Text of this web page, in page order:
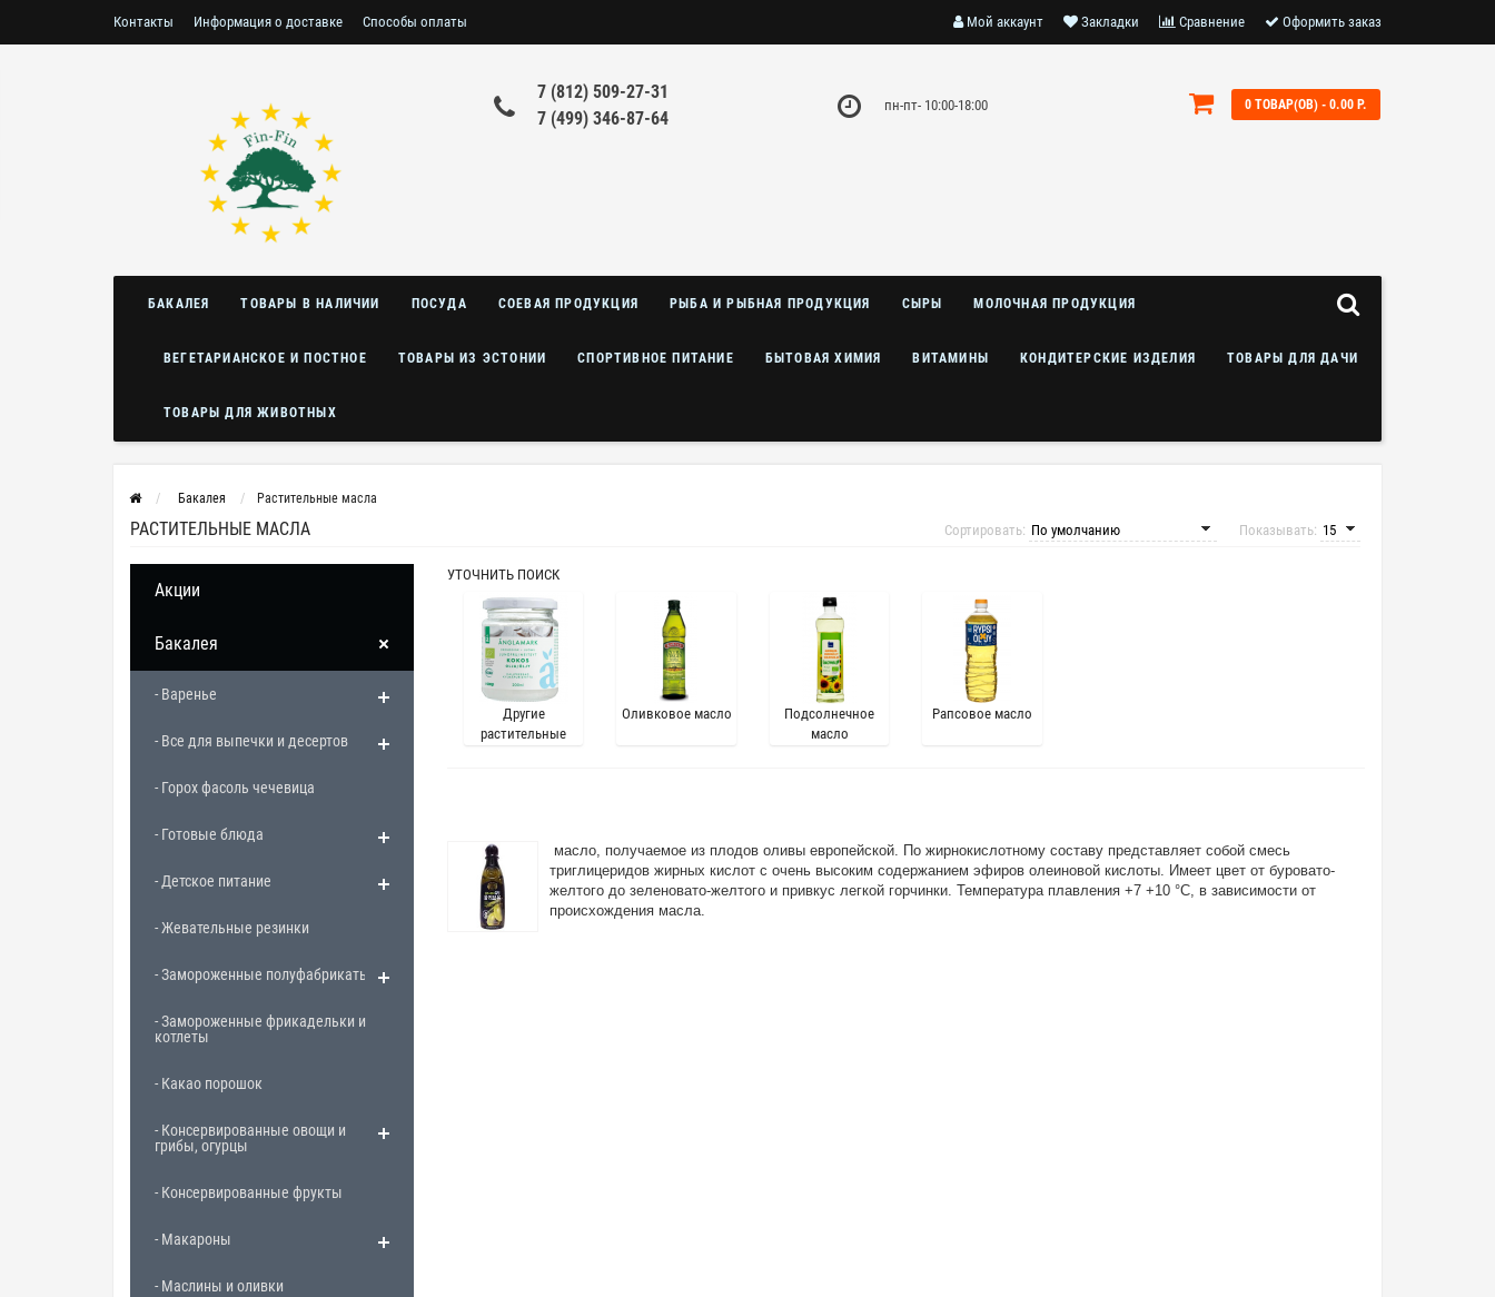
Контакты Информация о доставке Способы оплаты Мой аккаунт Закладки Сравнение Оформить заказ
7 (812) 509-27-31
7 (499) 346-87-64
пн-пт- 10:00-18:00 0 ТОВАР(ОВ) - 0.00 Р.
БАКАЛЕЯ ТОВАРЫ В НАЛИЧИИ ПОСУДА СОЕВАЯ ПРОДУКЦИЯ РЫБА И РЫБНАЯ ПРОДУКЦИЯ СЫРЫ МОЛОЧНАЯ ПРОДУКЦИЯ
ВЕГЕТАРИАНСКОЕ И ПОСТНОЕ ТОВАРЫ ИЗ ЭСТОНИИ СПОРТИВНОЕ ПИТАНИЕ БЫТОВАЯ ХИМИЯ ВИТАМИНЫ КОНДИТЕРСКИЕ ИЗДЕЛИЯ ТОВАРЫ ДЛЯ ДАЧИ
ТОВАРЫ ДЛЯ ЖИВОТНЫХ
Бакалея Растительные масла
РАСТИТЕЛЬНЫЕ МАСЛА Показывать:
Сортировать:
Акции
Бакалея
- Варенье
- Все для выпечки и десертов
- Горох фасоль чечевица
- Готовые блюда
- Детское питание
- Жевательные резинки
- Замороженные полуфабрикаты
- Замороженные фрикадельки и
котлеты
- Какао порошок
- Консервированные овощи и
грибы, огурцы
- Консервированные фрукты
- Макароны
- Маслины и оливки
УТОЧНИТЬ ПОИСК
Другие
растительные
Оливковое масло
Подсолнечное
масло
Рапсовое масло
масло, получаемое из плодов оливы европейской. По жирнокислотному составу представляет собой смесь
триглицеридов жирных кислот с очень высоким содержанием эфиров олеиновой кислоты. Имеет цвет от буровато-
желтого до зеленовато-желтого и привкус легкой горчинки. Температура плавления +7 +10 °C, в зависимости от
происхождения масла.